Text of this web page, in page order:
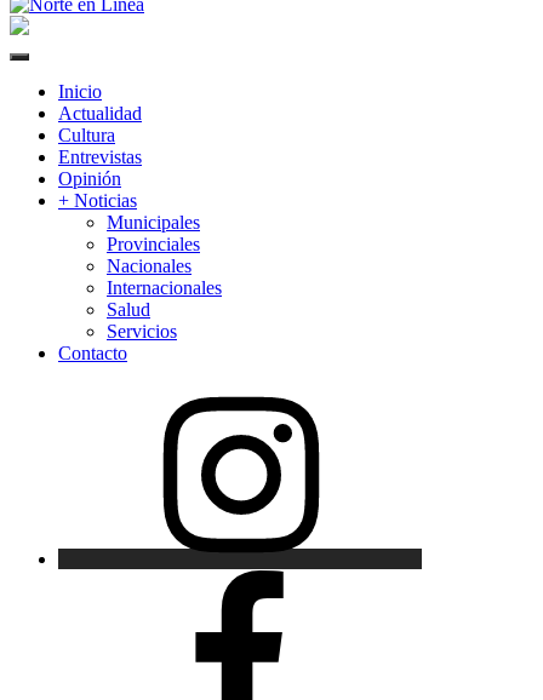
Primary
Inicio
Actualidad
Cultura
Entrevistas
Opinión
+ Noticias
Municipales
Provinciales
Nacionales
Internacionales
Salud
Servicios
Contacto